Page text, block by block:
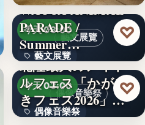
藝文展覽
今天 03:00
藝文展覽
3名
WACCA ANIMAL
PARADE /
Summer…
♡
偶像音樂祭
今天 03:00
偶像音樂祭
北陸最大のアイド
ルフェス「かがや
きフェス2026」第5
弾…
♡
レトロでかわいい